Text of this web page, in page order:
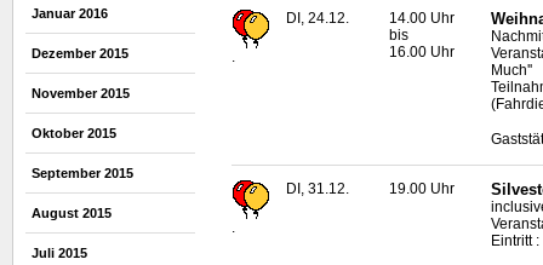
Januar 2016
Dezember 2015
November 2015
Oktober 2015
September 2015
August 2015
Juli 2015
.
DI, 24.12.
14.00 Uhr
bis
16.00 Uhr
Much''
.
DI, 31.12. 19.00 Uhr
Eintritt